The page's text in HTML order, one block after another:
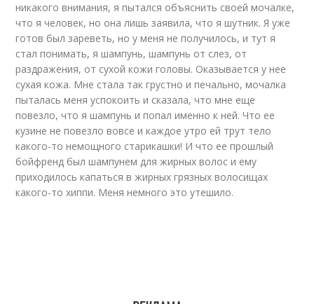
никакого внимания, я пытался объяснить своей мочалке,
что я человек, но она лишь заявила, что я шутник. Я уже
готов был зареветь, но у меня не получилось, и тут я
стал понимать, я шампунь, шампунь от слез, от
раздражения, от сухой кожи головы. Оказывается у нее
сухая кожа. Мне стала так грустно и печально, мочалка
пыталась меня успокоить и сказала, что мне еще
повезло, что я шампунь и попал именно к ней. Что ее
кузине не повезло вовсе и каждое утро ей трут тело
какого-то немощного старикашки! И что ее прошлый
бойфренд был шампунем для жирных волос и ему
приходилось капаться в жирных грязных волосищах
какого-то хиппи. Меня немного это утешило.